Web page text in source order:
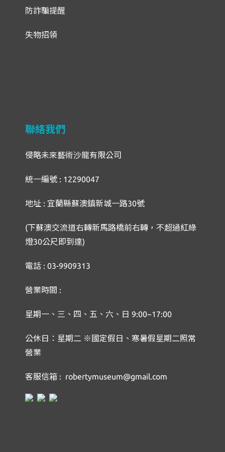
防詐騙提醒
失物招領
聯絡我們
侵略未來藝術沙龍有限公司
統一編號 : 12290047
地址 : 宜蘭縣蘇澳鎮新城一路30號
(下蘇澳交流道右轉新馬路橋前右轉，不超過紅綠
燈30公尺即到達)
電話 : 03-9909313
營業時間 :
星期一、三、四、五、六、日 9:00~17:00
公休日：星期二 ※國定假日、寒暑假星期二照常
營業
客服信箱 : robertymuseum@gmail.com